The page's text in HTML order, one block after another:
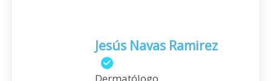
Jesús Navas Ramirez